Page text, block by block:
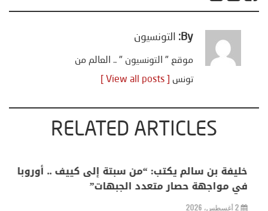
By: التونسيون
موقع " التونسيون " .. العالم من
تونس
RELATED ARTICLES
منذر بالضيافي يكتب حول: التغيرات المناخية: اكثر
من ظاهرة طبيعية .. تحول اجتماعي وحضاري (
مقاربة سوسيولوجية )